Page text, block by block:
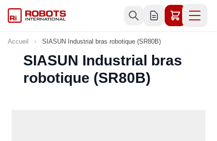
Accueil SIASUN Industrial bras robotique (SR80B)
SIASUN Industrial bras
robotique (SR80B)